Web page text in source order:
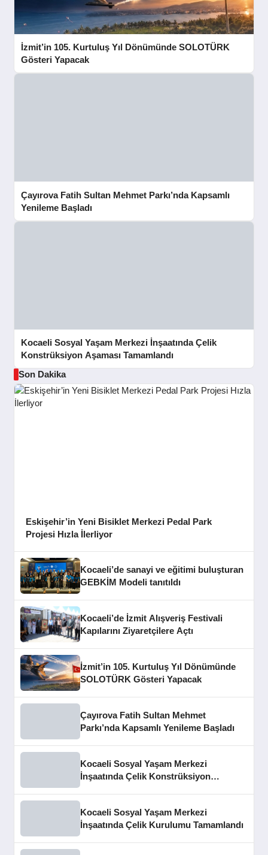
İzmit’in 105. Kurtuluş Yıl Dönümünde SOLOTÜRK
Gösteri Yapacak
Çayırova Fatih Sultan Mehmet Parkı’nda Kapsamlı
Yenileme Başladı
Kocaeli Sosyal Yaşam Merkezi İnşaatında Çelik
Konstrüksiyon Aşaması Tamamlandı
Son Dakika
Eskişehir’in Yeni Bisiklet Merkezi Pedal Park
Projesi Hızla İlerliyor
Kocaeli’de sanayi ve eğitimi buluşturan
GEBKİM Modeli tanıtıldı
Kocaeli’de İzmit Alışveriş Festivali
Kapılarını Ziyaretçilere Açtı
İzmit’in 105. Kurtuluş Yıl Dönümünde
SOLOTÜRK Gösteri Yapacak
Çayırova Fatih Sultan Mehmet
Parkı’nda Kapsamlı Yenileme Başladı
Kocaeli Sosyal Yaşam Merkezi
İnşaatında Çelik Konstrüksiyon
Kocaeli Sosyal Yaşam Merkezi
İnşaatında Çelik Kurulumu Tamamlandı